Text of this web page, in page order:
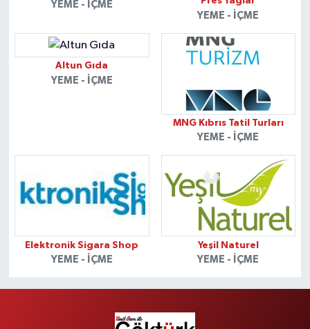
YEME - İÇME
YEME - İÇME
Altun Gıda
YEME - İÇME
MNG Kıbrıs Tatil Turları
YEME - İÇME
Elektronik Sigara Shop
YEME - İÇME
Yeşil Naturel
YEME - İÇME